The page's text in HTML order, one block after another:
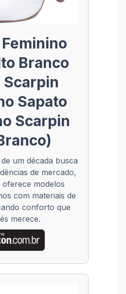
Branco
Scarpin
Sapato
Scarpin
um década busca
de mercado,
modelos
com materiais de
conforto que
merece.